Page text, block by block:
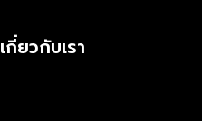
เกี่ยวกับเรา